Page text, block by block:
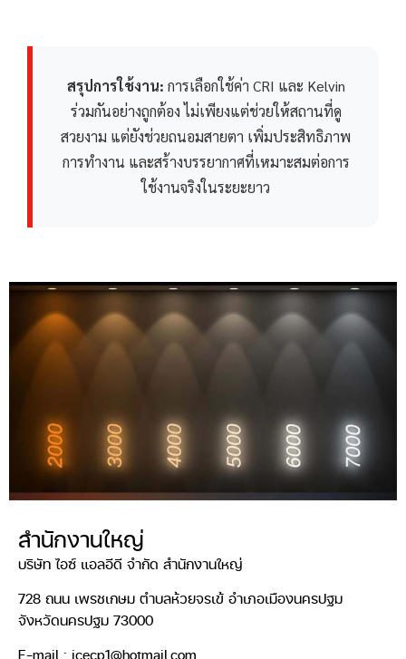
สรุปการใช้งาน: การเลือกใช้ค่า CRI และ Kelvin
ร่วมกันอย่างถูกต้อง ไม่เพียงแต่ช่วยให้สถานที่ดู
สวยงาม แต่ยังช่วยถนอมสายตา เพิ่มประสิทธิภาพ
การทำงาน และสร้างบรรยากาศที่เหมาะสมต่อการ
ใช้งานจริงในระยะยาว
สำนักงานใหญ่
บริษัท ไอซ์ แอลอีดี จำกัด สำนักงานใหญ่
728 ถนน เพรชเกษม ตำบลห้วยจรเข้ อำเภอเมืองนครปฐม
จังหวัดนครปฐม 73000